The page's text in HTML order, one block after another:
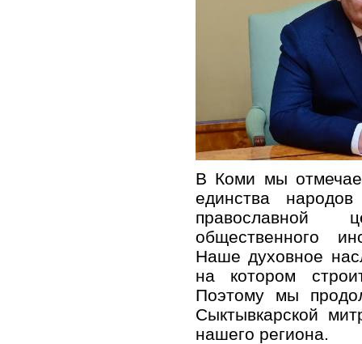
В Коми мы
единства
православной
общественного
Наше духовное
на котором
Поэтому мы
Сыктывкарской
нашего региона.